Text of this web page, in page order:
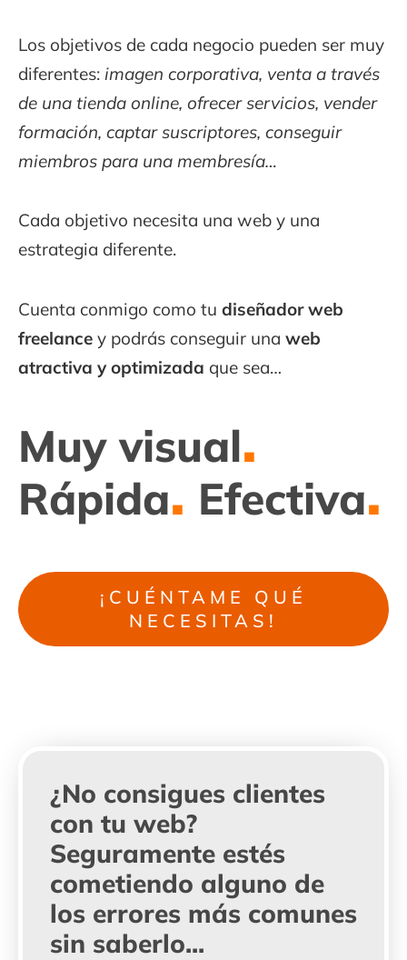
Los objetivos de cada negocio pueden ser muy
diferentes: imagen corporativa, venta a través
de una tienda online, ofrecer servicios, vender
formación, captar suscriptores, conseguir
miembros para una membresía…
Cada objetivo necesita una web y una
estrategia diferente.
Cuenta conmigo como tu diseñador web
freelance y podrás conseguir una web
atractiva y optimizada que sea…
Muy visual.
Rápida. Efectiva.
¡CUÉNTAME QUÉ
NECESITAS!
¿No consigues clientes
con tu web?
Seguramente estés
cometiendo alguno de
los errores más comunes
sin saberlo...